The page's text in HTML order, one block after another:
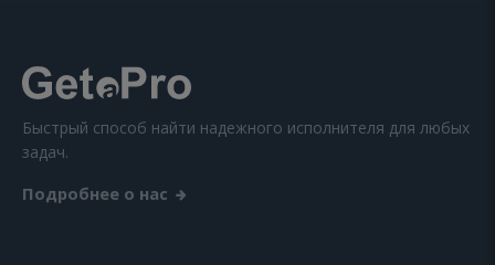
Быстрый способ найти надежного исполнителя для любых
задач.
Подробнее о нас